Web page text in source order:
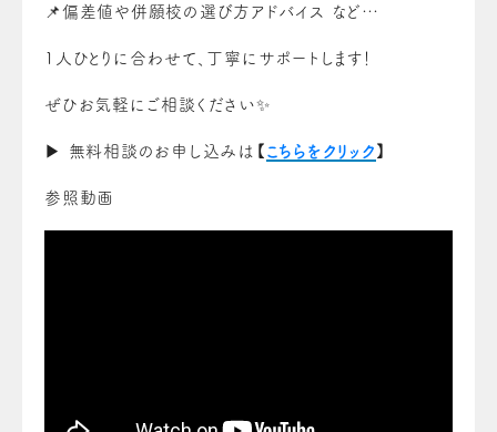
📌偏差値や併願校の選び方アドバイス など…
1人ひとりに合わせて、丁寧にサポートします！
ぜひお気軽にご相談ください✨
▶︎ 無料相談のお申し込みは【 こちらをクリック 】
参照動画